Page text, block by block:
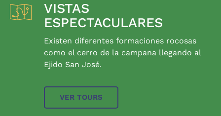
VISTAS
ESPECTACULARES
Existen diferentes formaciones rocosas
como el cerro de la campana llegando al
Ejido San José.
VER TOURS